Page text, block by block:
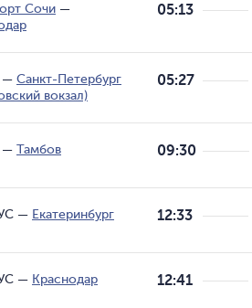
Сочи —
05:13
— Санкт-Петербург
вокзал)
05:27
— Тамбов 09:30
— Екатеринбург 12:33
— Краснодар 12:41